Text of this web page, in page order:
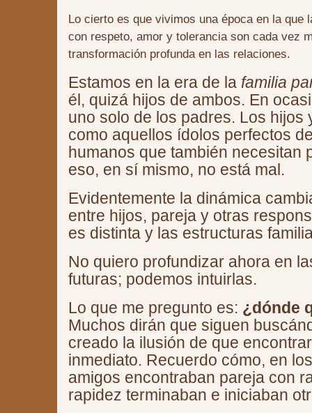
Lo cierto es que vivimos una época en la que
con respeto, amor y tolerancia son cada vez
transformación profunda en las relaciones.
Estamos en la era de la familia
él, quizá hijos de ambos. En
uno solo de los padres. Los hijos
como aquellos ídolos perfectos
humanos que también necesitan
eso, en sí mismo, no está mal.
Evidentemente la dinámica
entre hijos, pareja y otras
es distinta y las estructuras
No quiero profundizar ahora en
futuras; podemos intuirlas.
Lo que me pregunto es: ¿dónde
Muchos dirán que siguen
creado la ilusión de que
inmediato. Recuerdo cómo, en
amigos encontraban pareja con
rapidez terminaban e iniciaban